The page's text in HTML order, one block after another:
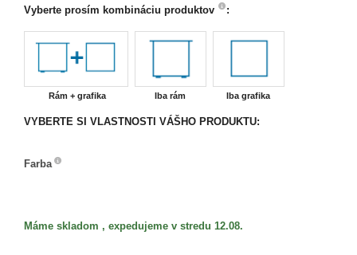
Vyberte prosím kombináciu produktov :
Rám + grafika Iba rám Iba grafika
VYBERTE SI VLASTNOSTI VÁŠHO PRODUKTU:
Farba
Máme skladom , expedujeme v stredu 12.08.